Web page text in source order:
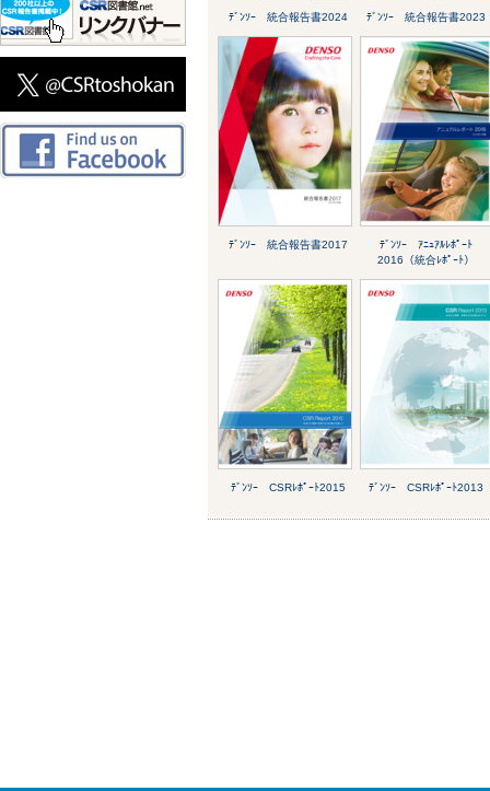
ﾃﾞﾝｿｰ 統合報告書2024 ﾃﾞﾝｿｰ 統合報告書2023
ﾃﾞﾝｿｰ 統合報告書2017
ﾃﾞﾝｿｰ ｱﾆｭｱﾙﾚﾎﾟｰﾄ
2016（統合ﾚﾎﾟｰﾄ）
ﾃﾞﾝｿｰ CSRﾚﾎﾟｰﾄ2015 ﾃﾞﾝｿｰ CSRﾚﾎﾟｰﾄ2013